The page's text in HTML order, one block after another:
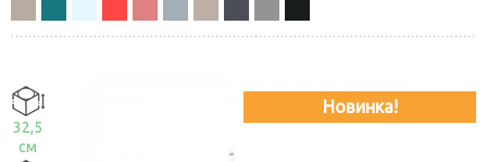
Новинка!
32,5
см